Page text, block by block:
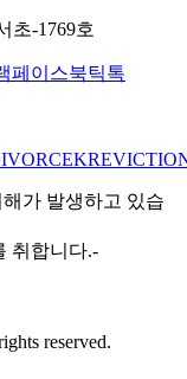
초-1769호
페이스북틱톡
가 발생하고 있습
취합니다.-
reserved.